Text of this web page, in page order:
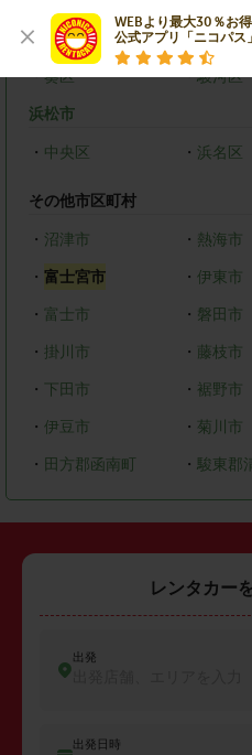
WEBより最大30％お得
公式アプリ「ニコパス」
静岡市
・葵区 ・駿河区
浜松市
・ 中央区 ・ 浜名区
その他市区町村
・ 沼津市 ・ 熱海市
・ 富士宮市 ・ 伊東市
・ 富士市 ・ 磐田市
・ 掛川市 ・ 藤枝市
・ 下田市 ・ 裾野市
・ 伊豆市 ・ 菊川市
・ 田方郡函南町 ・ 駿東郡
レンタカー
出発
出発日時